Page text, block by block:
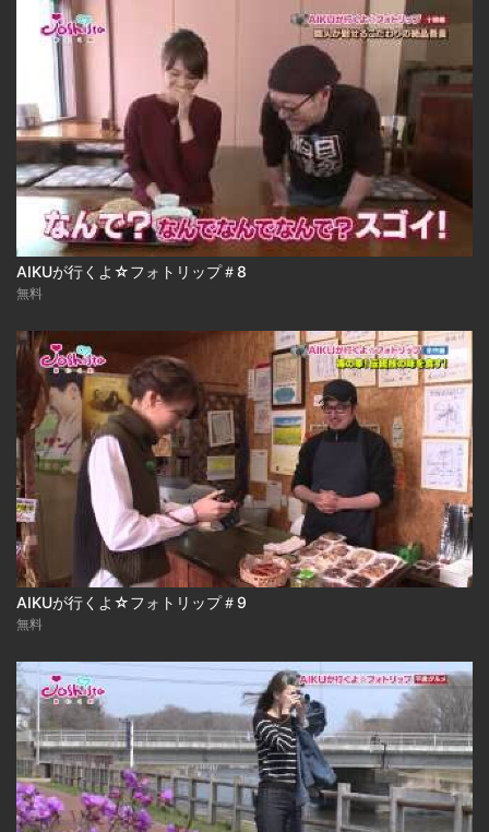
AIKUが行くよ☆フォトリップ＃8
無料
AIKUが行くよ☆フォトリップ＃9
無料